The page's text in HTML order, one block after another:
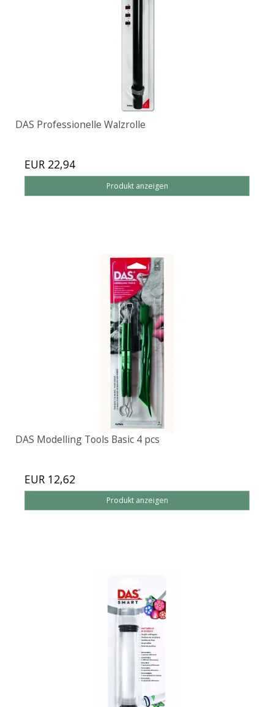
DAS Professionelle Walzrolle
EUR 22,94
Produkt anzeigen
DAS Modelling Tools Basic 4 pcs
EUR 12,62
Produkt anzeigen